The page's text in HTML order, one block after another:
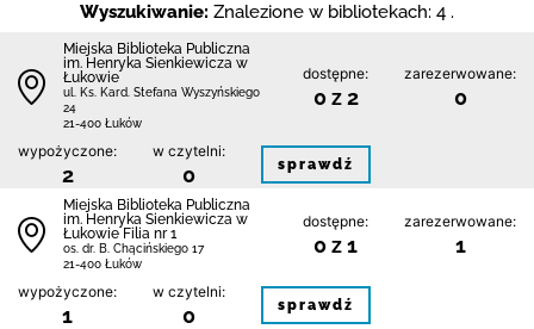
Wyszukiwanie: Znalezione w bibliotekach: 4 .
Miejska Biblioteka Publiczna
im. Henryka Sienkiewicza w
Łukowie
ul. Ks. Kard. Stefana Wyszyńskiego
24
21-400 Łuków
dostępne:
0 z 2
zarezerwowane:
0
wypożyczone:
2
w czytelni:
0 sprawdź
Miejska Biblioteka Publiczna
im. Henryka Sienkiewicza w
Łukowie Filia nr 1
os. dr. B. Chącińskiego 17
21-400 Łuków
dostępne:
0 z 1
zarezerwowane:
1
wypożyczone:
1
w czytelni:
0 sprawdź